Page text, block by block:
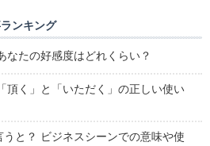
ンキング
なたの好感度はどれくらい？
頂く」と「いただく」の正しい使い
うと？ ビジネスシーンでの意味や使